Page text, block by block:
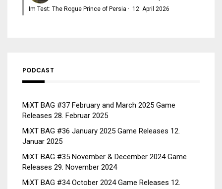
Im Test: The Rogue Prince of Persia · 12. April 2026
PODCAST
MiXT BAG #37 February and March 2025 Game
Releases 28. Februar 2025
MiXT BAG #36 January 2025 Game Releases 12.
Januar 2025
MiXT BAG #35 November & December 2024 Game
Releases 29. November 2024
MiXT BAG #34 October 2024 Game Releases 12.